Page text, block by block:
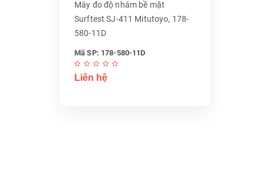
Máy đo độ nhám bề mặt
Surftest SJ-411 Mitutoyo, 178-
580-11D
Mã SP: 178-580-11D
Liên hệ